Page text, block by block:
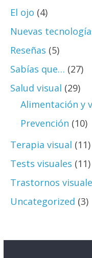
El ojo (4)
Nuevas
Reseñas (5)
Sabías que… (27)
Salud visual (29)
Alimentación y
Prevención (10)
Terapia visual (11)
Tests visuales (11)
Trastornos
Uncategorized (3)